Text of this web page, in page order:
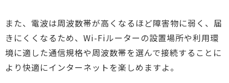
また、電波は周波数帯が高くなるほど障害物に弱く、届
きにくくなるため、Wi-Fiルーターの設置場所や利用環
境に適した通信規格や周波数帯を選んで接続することに
より快適にインターネットを楽しめますよ。